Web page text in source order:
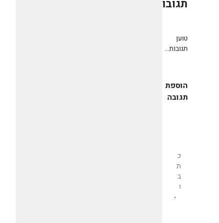
תגובות
טוען
תגובות...
הוספת
תגובה